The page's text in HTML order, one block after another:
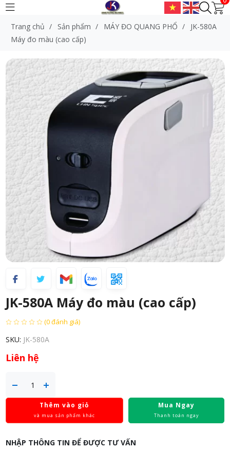
Trang chủ / Sản phẩm / MÁY ĐO QUANG PHỔ /
JK-580A
Máy đo màu (cao cấp)
JK-580A Máy đo màu (cao cấp)
(0 đánh giá)
SKU: JK-580A
Liên hệ
Thêm vào giỏ
và mua sản phẩm khác
Mua Ngay
Thanh toán ngay
NHẬP THÔNG TIN ĐỂ ĐƯỢC TƯ VẤN